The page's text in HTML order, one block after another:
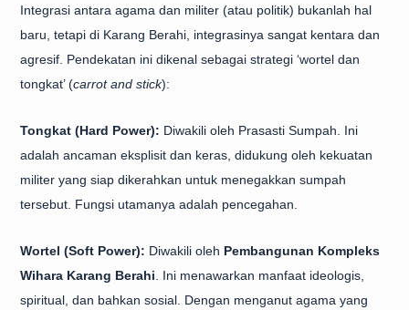
Integrasi antara agama dan militer (atau politik) bukanlah hal
baru, tetapi di Karang Berahi, integrasinya sangat kentara dan
agresif. Pendekatan ini dikenal sebagai strategi ‘wortel dan
tongkat’ (carrot and stick):
Tongkat (Hard Power): Diwakili oleh Prasasti Sumpah. Ini
adalah ancaman eksplisit dan keras, didukung oleh kekuatan
militer yang siap dikerahkan untuk menegakkan sumpah
tersebut. Fungsi utamanya adalah pencegahan.
Wortel (Soft Power): Diwakili oleh Pembangunan Kompleks
Wihara Karang Berahi . Ini menawarkan manfaat ideologis,
spiritual, dan bahkan sosial. Dengan menganut agama yang